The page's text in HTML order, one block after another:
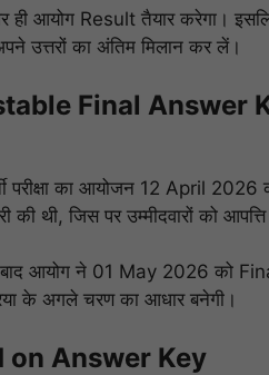
आयोग Result तैयार करेगा। इसलिए
उत्तरों का अंतिम मिलान कर लें।
Final Answer
का आयोजन 12 April 2026
थी, जिस पर उम्मीदवारों को
बाद आयोग ने 01 May 2026 को
के अगले चरण का आधार बनेगी।
on Answer Key